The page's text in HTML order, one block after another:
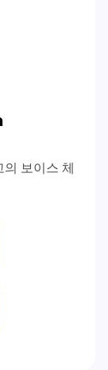
보이스 체